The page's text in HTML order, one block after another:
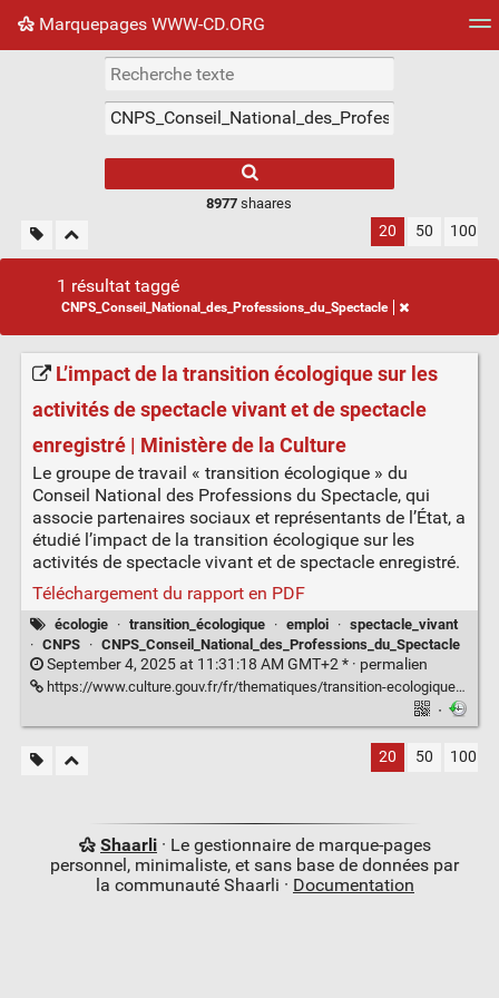
Marquepages WWW-CD.ORG
Nuage de tags Mur d'images
8977 shaares
20 50 100
1 résultat taggé
CNPS_Conseil_National_des_Professions_du_Spectacle
L’impact de la transition écologique sur les
activités de spectacle vivant et de spectacle
enregistré | Ministère de la Culture
Le groupe de travail « transition écologique » du
Conseil National des Professions du Spectacle, qui
associe partenaires sociaux et représentants de l’État, a
étudié l’impact de la transition écologique sur les
activités de spectacle vivant et de spectacle enregistré.
Téléchargement du rapport en PDF
écologie · transition_écologique · emploi · spectacle_vivant
· CNPS · CNPS_Conseil_National_des_Professions_du_Spectacle
September 4, 2025 at 11:31:18 AM GMT+2 * · permalien
https://www.culture.gouv.fr/fr/thematiques/transition-ecologique/l-impact-de-la-transition-ecologique-sur-les-activites-de-spectacle-vivant-et-de-spectacle-enregistre
·
20 50 100
Shaarli· Le gestionnaire de marque-pages
personnel, minimaliste, et sans base de données par
la communauté Shaarli · Documentation